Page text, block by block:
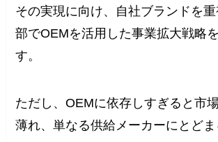
その実現に向け、自社ブランドを
部でOEMを活用した事業拡大戦略
す。
ただし、OEMに依存しすぎると市
薄れ、単なる供給メーカーにとど